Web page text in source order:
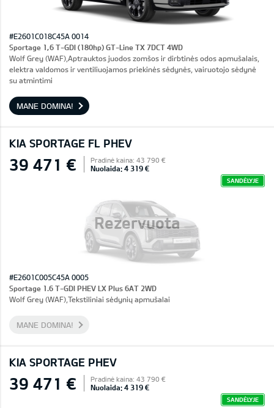
#E2601C018C45A 0014
Sportage 1,6 T-GDI (180hp) GT-Line TX 7DCT 4WD
Wolf Grey (WAF),Aptrauktos juodos zomšos ir dirbtinės odos apmušalais,
elektra valdomos ir ventiliuojamos priekinės sėdynės, vairuotojo sėdynė
su atmintimi
MANE DOMINA!
KIA SPORTAGE FL PHEV
Rezervuota
39 471 € Pradinė kaina: 43 790 €
Nuolaida: 4 319 €
SANDĖLYJE
#E2601C005C45A 0005
Sportage 1.6 T-GDI PHEV LX Plus 6AT 2WD
Wolf Grey (WAF),Tekstiliniai sėdynių apmušalai
MANE DOMINA!
KIA SPORTAGE PHEV
39 471 € Pradinė kaina: 43 790 €
Nuolaida: 4 319 €
SANDĖLYJE